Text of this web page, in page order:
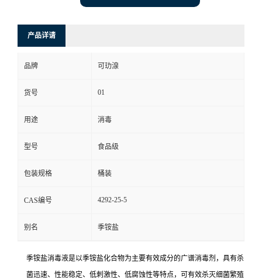
产品详请
品牌 可玏湶
货号 01
用途 消毒
型号 食品级
包装规格 桶装
CAS编号 4292-25-5
别名 季铵盐
季铵盐消毒液是以季铵盐化合物为主要有效成分的广谱消毒剂，具有杀
菌迅速、性能稳定、低刺激性、低腐蚀性等特点，可有效杀灭细菌繁殖